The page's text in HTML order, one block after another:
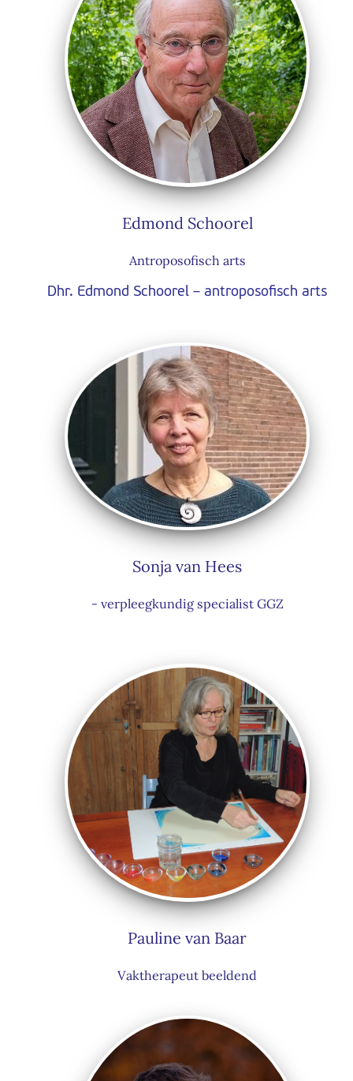
Edmond Schoorel
Antroposofisch arts
Dhr. Edmond Schoorel – antroposofisch arts
Sonja van Hees
- verpleegkundig specialist GGZ
Pauline van Baar
Vaktherapeut beeldend